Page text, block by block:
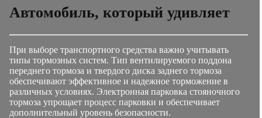
Автомобиль, который удивляет
При выборе транспортного средства важно учитывать
типы тормозных систем. Тип вентилируемого поддона
переднего тормоза и твердого диска заднего тормоза
обеспечивают эффективное и надежное торможение в
различных условиях. Электронная парковка стояночного
тормоза упрощает процесс парковки и обеспечивает
дополнительный уровень безопасности.